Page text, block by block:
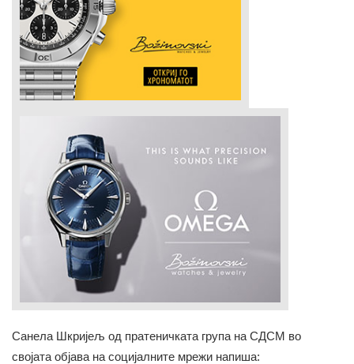
Санела Шкријељ од пратеничката група на СДСМ во
својата објава на социјалните мрежи напиша: